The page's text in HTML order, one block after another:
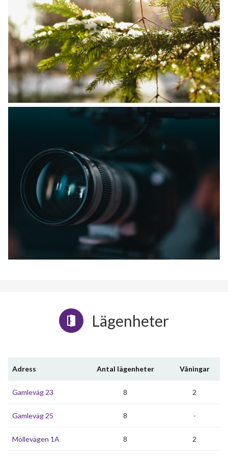
Lägenheter
Adress Antal lägenheter Våningar
Gamleväg 23 8 2
Gamleväg 25 8 -
Möllevägen 1A 8 2